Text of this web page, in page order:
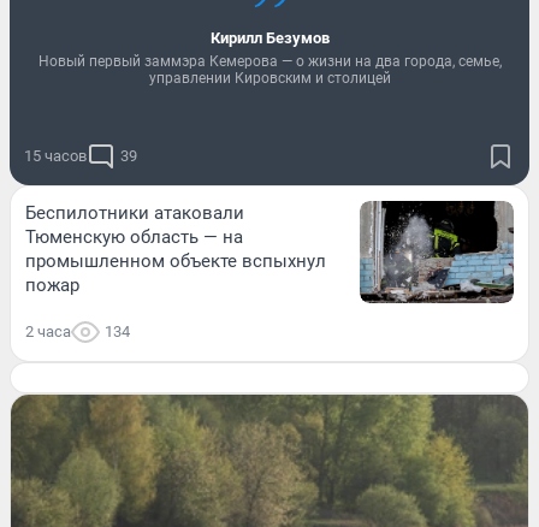
Кирилл Безумов
Новый первый заммэра Кемерова — о жизни на два города, семье,
управлении Кировским и столицей
15 часов 39
Беспилотники атаковали
Тюменскую область — на
промышленном объекте вспыхнул
пожар
2 часа 134